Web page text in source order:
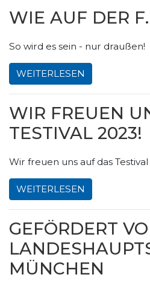
WIE AUF DER
So wird es sein - nur draußen!
WEITERLESEN
WIR FREUEN
TESTIVAL 2023!
Wir freuen uns auf das Testival
WEITERLESEN
GEFÖRDERT
MÜNCHEN